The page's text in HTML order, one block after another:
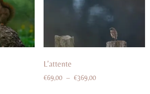
L’attente
€69,00 – €369,00